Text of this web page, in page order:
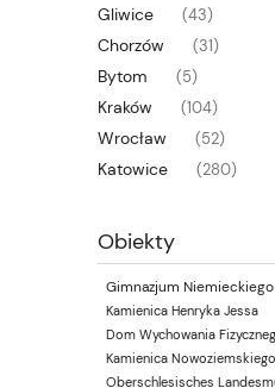
Gliwice (43)
Chorzów (31)
Bytom (5)
Kraków (104)
Wrocław (52)
Katowice (280)
Obiekty
Gimnazjum Niemieckiego
Kamienica Henryka Jessa
Dom Wychowania
Kamienica Nowoziemskiego
Oberschlesisches